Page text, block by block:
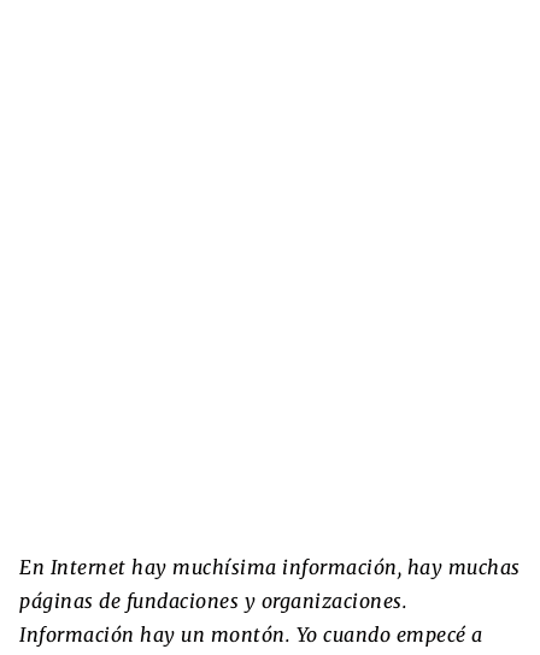
En Internet hay muchísima información, hay muchas
páginas de fundaciones y organizaciones.
Información hay un montón. Yo cuando empecé a